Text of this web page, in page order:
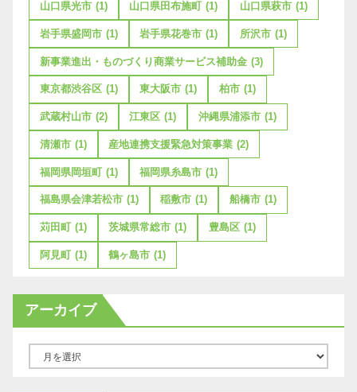
山口県光市 (1) 山口県田布施町 (1) 山口県萩市 (1)
岩手県盛岡市 (1) 岩手県花巻市 (1) 所沢市 (1)
新事業進出・ものづくり商業サービス補助金 (3)
東京都渋谷区 (1) 東大阪市 (1) 柏市 (1)
武蔵村山市 (2) 江東区 (1) 沖縄県浦添市 (1)
清瀬市 (1) 産地連携支援緊急対策事業 (2)
福岡県岡垣町 (1) 福岡県糸島市 (1)
福島県会津若松市 (1) 稲敷市 (1) 船橋市 (1)
苅田町 (1) 茨城県常総市 (1) 豊島区 (1)
阿見町 (1) 鶴ヶ島市 (1)
アーカイブ